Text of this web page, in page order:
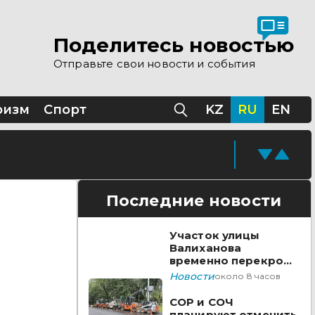
Поделитесь новостью
Отправьте свои новости и события
Спорт KZ RU EN
Последние новости
Участок улицы
Валиханова
временно перекроют
в Астане
Новостиоколо 8 часов
СОР и СОЧ